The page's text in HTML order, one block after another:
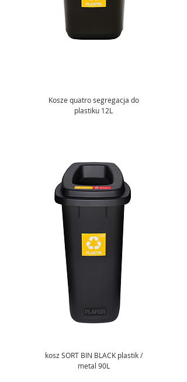
Kosze quatro segregacja do
plastiku 12L
kosz SORT BIN BLACK plastik /
metal 90L